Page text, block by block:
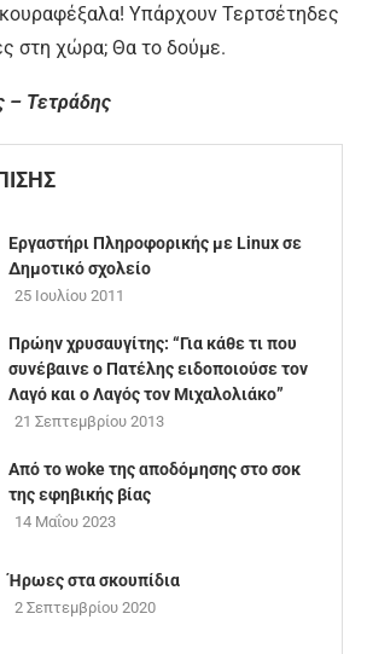
κουραφέξαλα! Υπάρχουν Τερτσέτηδες
στη χώρα; Θα το δούμε.
– Τετράδης
Εργαστήρι Πληροφορικής με Linux σε
Δημοτικό σχολείο
25 Ιουλίου 2011
Πρώην χρυσαυγίτης: “Για κάθε τι που
συνέβαινε ο Πατέλης ειδοποιούσε τον
Λαγό και ο Λαγός τον Μιχαλολιάκο”
21 Σεπτεμβρίου 2013
Από το woke της αποδόμησης στο σοκ
της εφηβικής βίας
14 Μαΐου 2023
Ήρωες στα σκουπίδια
2 Σεπτεμβρίου 2020